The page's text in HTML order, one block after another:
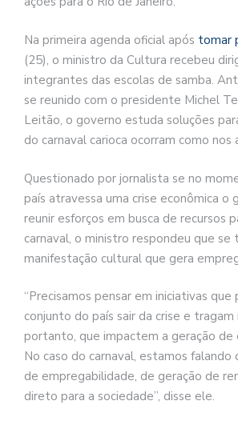
Na primeira agenda oficial após tomar
(25), o ministro da Cultura recebeu
integrantes das escolas de samba.
se reunido com o presidente Michel
Leitão, o governo estuda soluções
do carnaval carioca ocorram como nos
Questionado por jornalista se no
país atravessa uma crise econômica o
reunir esforços em busca de recursos
carnaval, o ministro respondeu que se
manifestação cultural que gera
“Precisamos pensar em iniciativas
conjunto do país sair da crise e
portanto, que impactem a geração de
No caso do carnaval, estamos
de empregabilidade, de geração de
direto para a sociedade”, disse ele.